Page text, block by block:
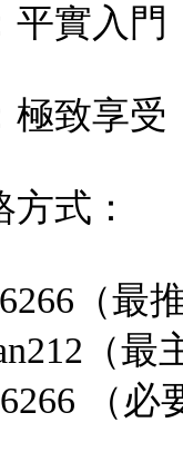
平實入
極致享
式：
（最
（最
（必